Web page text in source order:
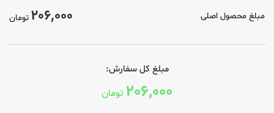
مبلغ محصول اصلی 206,000 تومان
مبلغ کل سفارش:
206,000تومان